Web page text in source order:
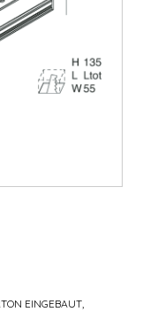
EINGEBAUT,